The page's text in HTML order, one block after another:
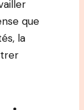
que
la